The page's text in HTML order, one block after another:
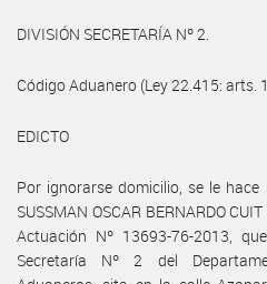
DIVISIÓN SECRETARÍA Nº 2.
Código Aduanero (Ley 22.415: arts.
EDICTO
Por ignorarse domicilio, se le hace
SUSSMAN OSCAR BERNARDO
Actuación Nº 13693-76-2013,
Secretaría Nº 2 del